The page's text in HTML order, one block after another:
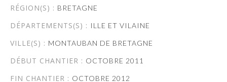
RÉGION(S) : BRETAGNE
DÉPARTEMENTS(S) : ILLE ET VILAINE
VILLE(S) : MONTAUBAN DE BRETAGNE
DÉBUT CHANTIER : OCTOBRE 2011
FIN CHANTIER : OCTOBRE 2012